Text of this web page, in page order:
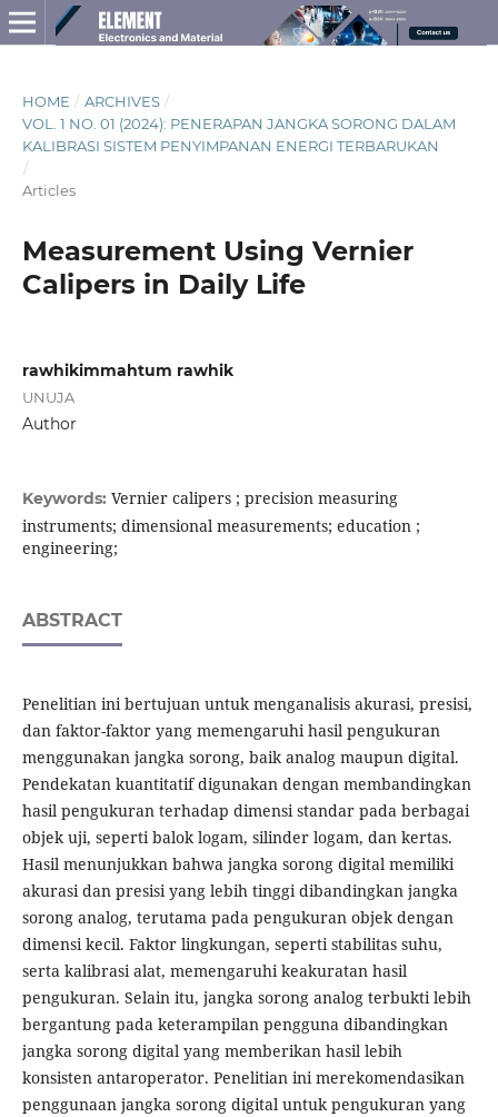
HOME / ARCHIVES /
VOL. 1 NO. 01 (2024): PENERAPAN JANGKA SORONG DALAM
KALIBRASI SISTEM PENYIMPANAN ENERGI TERBARUKAN
/
Articles
Measurement Using Vernier
Calipers in Daily Life
rawhikimmahtum rawhik
UNUJA
Author
Keywords: Vernier calipers ; precision measuring
instruments; dimensional measurements; education ;
engineering;
ABSTRACT
Penelitian ini bertujuan untuk menganalisis akurasi, presisi,
dan faktor-faktor yang memengaruhi hasil pengukuran
menggunakan jangka sorong, baik analog maupun digital.
Pendekatan kuantitatif digunakan dengan membandingkan
hasil pengukuran terhadap dimensi standar pada berbagai
objek uji, seperti balok logam, silinder logam, dan kertas.
Hasil menunjukkan bahwa jangka sorong digital memiliki
akurasi dan presisi yang lebih tinggi dibandingkan jangka
sorong analog, terutama pada pengukuran objek dengan
dimensi kecil. Faktor lingkungan, seperti stabilitas suhu,
serta kalibrasi alat, memengaruhi keakuratan hasil
pengukuran. Selain itu, jangka sorong analog terbukti lebih
bergantung pada keterampilan pengguna dibandingkan
jangka sorong digital yang memberikan hasil lebih
konsisten antaroperator. Penelitian ini merekomendasikan
penggunaan jangka sorong digital untuk pengukuran yang